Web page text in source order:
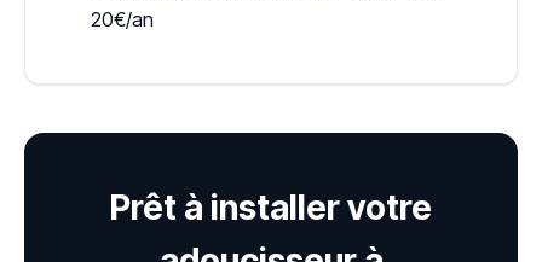
20€/an
Prêt à installer votre